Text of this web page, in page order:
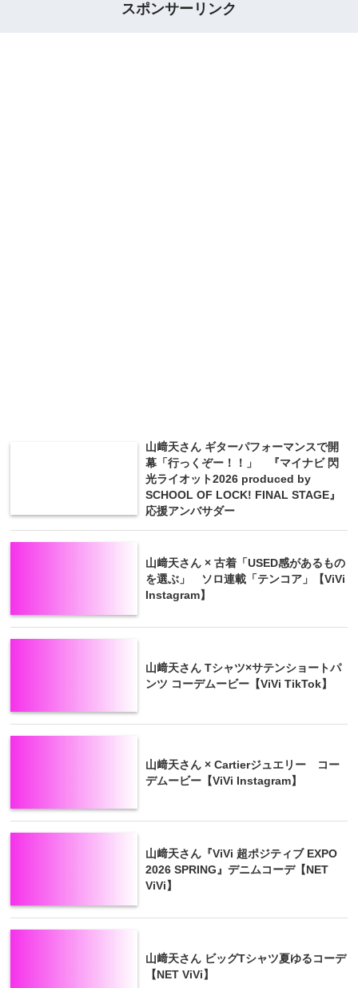
スポンサーリンク
山﨑天さん ギターパフォーマンスで開
幕「行っくぞー！！」 『マイナビ 閃
光ライオット2026 produced by
SCHOOL OF LOCK! FINAL STAGE』
応援アンバサダー
山﨑天さん × 古着「USED感があるもの
を選ぶ」 ソロ連載「テンコア」【ViVi
Instagram】
山﨑天さん Tシャツ×サテンショートパ
ンツ コーデムービー【ViVi TikTok】
山﨑天さん × Cartierジュエリー コー
デムービー【ViVi Instagram】
山﨑天さん『ViVi 超ポジティブ EXPO
2026 SPRING』デニムコーデ【NET
ViVi】
山﨑天さん ビッグTシャツ夏ゆるコーデ
【NET ViVi】